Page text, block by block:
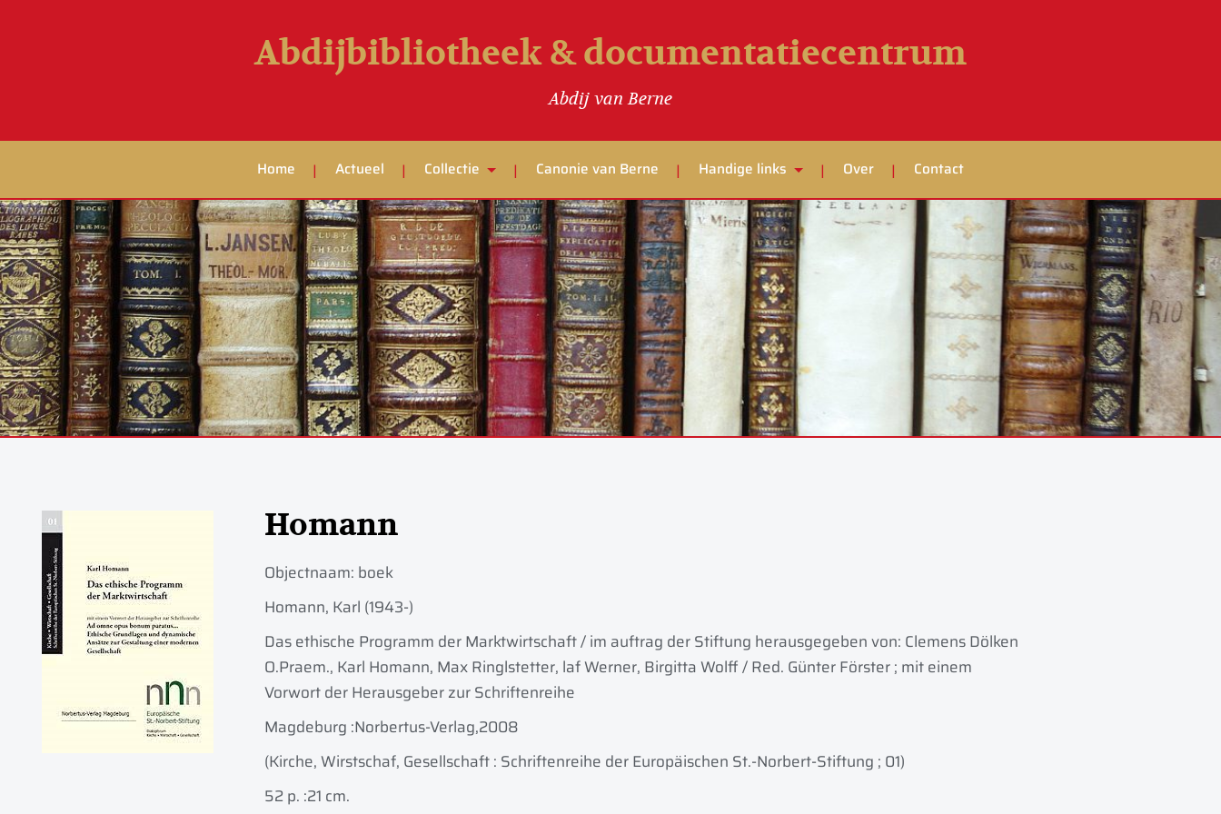
Abdijbibliotheek & documentatiecentrum
Abdij van Berne
Home Actueel Collectie Canonie van Berne Handige links Over Contact
Homann
Objectnaam: boek
Homann, Karl (1943-)
Das ethische Programm der Marktwirtschaft / im auftrag der Stiftung herausgegeben von: Clemens Dölken
O.Praem., Karl Homann, Max Ringlstetter, laf Werner, Birgitta Wolff / Red. Günter Förster ; mit einem
Vorwort der Herausgeber zur Schriftenreihe
Magdeburg :Norbertus-Verlag,2008
(Kirche, Wirstschaf, Gesellschaft : Schriftenreihe der Europäischen St.-Norbert-Stiftung ; 01)
52 p. :21 cm.